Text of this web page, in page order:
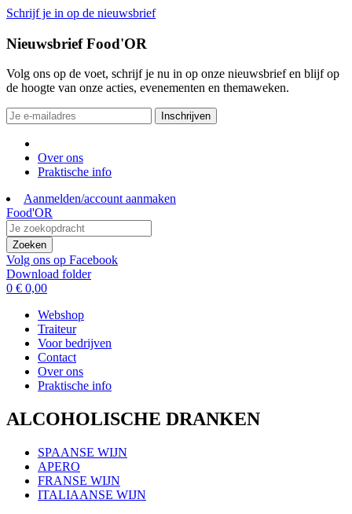
Schrijf je in op de nieuwsbrief
Nieuwsbrief Food'OR
Volg ons op de voet, schrijf je nu in op onze nieuwsbrief en blijf op
de hoogte van onze acties, evenementen en themaweken.
Inschrijven
Over ons
Praktische info
Aanmelden/account aanmaken
Food'OR
Zoeken
Volg ons op Facebook
Download folder
0 € 0,00
Webshop
Traiteur
Voor bedrijven
Contact
Over ons
Praktische info
ALCOHOLISCHE DRANKEN
SPAANSE WIJN
APERO
FRANSE WIJN
ITALIAANSE WIJN